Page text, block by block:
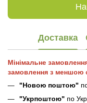
Доставка
Мінімальне
замовлення з меншою
"Новою поштою"
"Укрпоштою" по